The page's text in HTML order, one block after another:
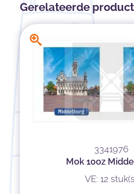
Gerelateerde
3341976
Mok 10oz
VE: 12